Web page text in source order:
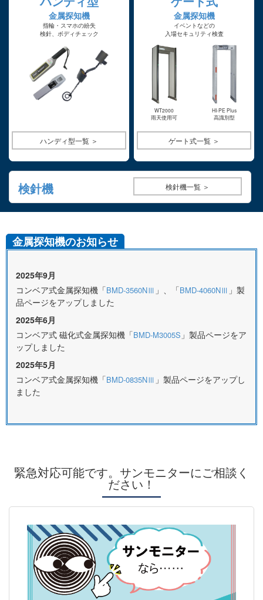
金属探知機
指輪・スマホの紛失
検針、ボディチェック
ハンディ型一覧 ＞
金属探知機
イベントなどの
入場セキュリティ検査
WT2000
雨天使用可
HI-PE Plus
高識別型
ゲート式一覧 ＞
検針機 検針機一覧 ＞
金属探知機のお知らせ
2025年9月
コンベア式金属探知機「BMD-3560NⅢ 」、「BMD-4060NⅢ 」製
品ページをアップしました
2025年6月
コンベア式 磁化式金属探知機「BMD-M3005S 」製品ページをア
ップしました
2025年5月
コンベア式金属探知機「BMD-0835NⅢ 」製品ページをアップし
ました
緊急対応可能です。サンモニターにご相談く
ださい！